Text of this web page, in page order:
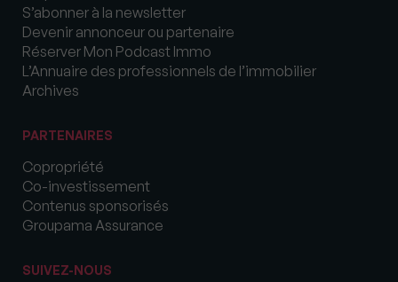
S’abonner à la newsletter
Devenir annonceur ou partenaire
Réserver Mon Podcast Immo
L’Annuaire des professionnels de l’immobilier
Archives
PARTENAIRES
Copropriété
Co-investissement
Contenus sponsorisés
Groupama Assurance
SUIVEZ-NOUS